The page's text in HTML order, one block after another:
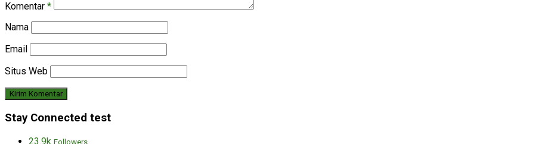
Komentar *
Nama
Email
Situs Web
Stay Connected test
23.9k Followers